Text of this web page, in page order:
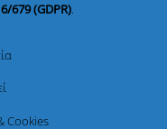
679 (GDPR).
Cookies